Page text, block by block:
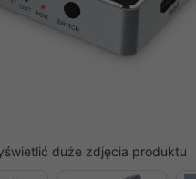
duże zdjęcia produktu